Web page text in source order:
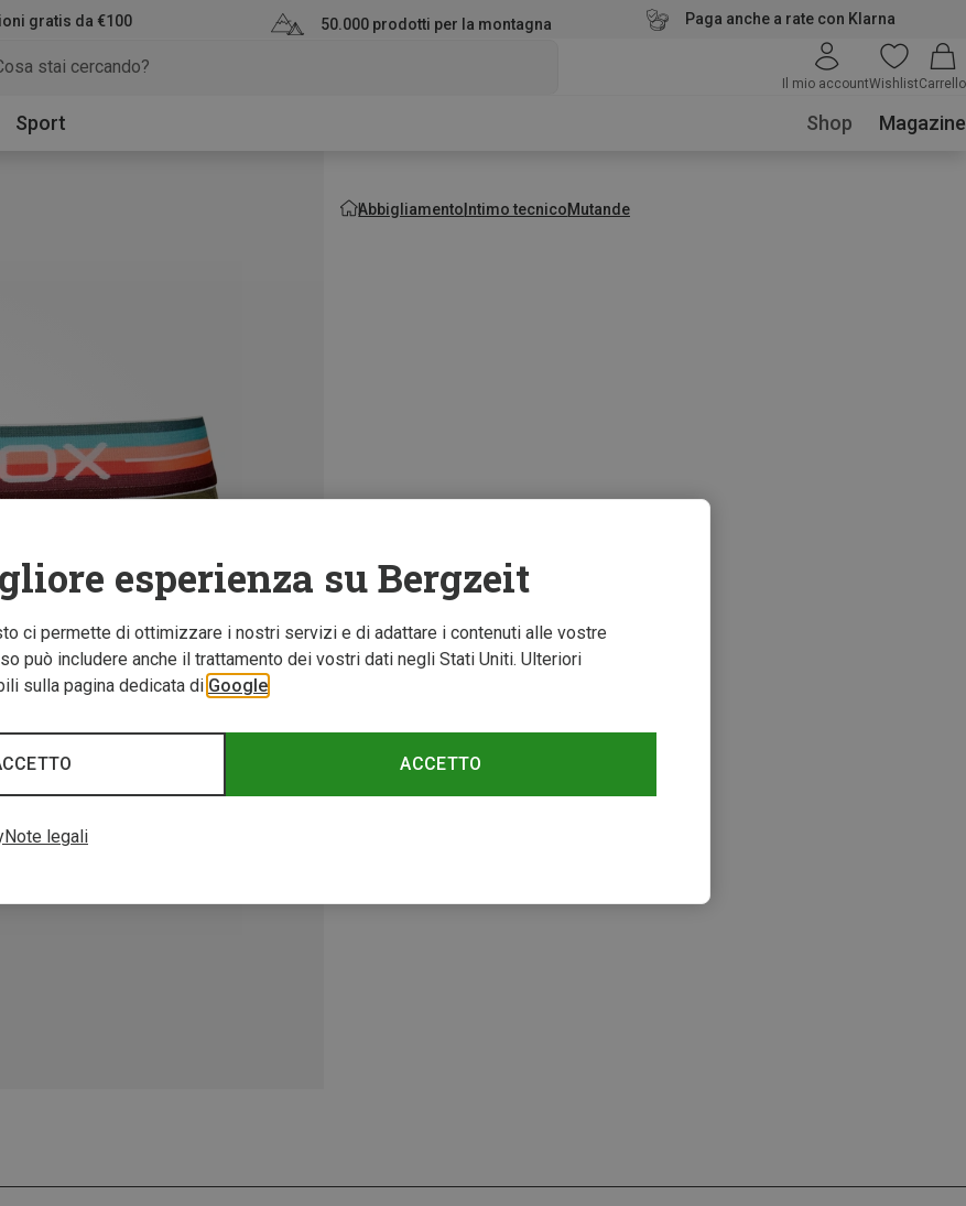
gratis da €100 50.000 prodotti per la montagna Paga anche a rate con Klarna
Il mio accountWishlistCarrello
Sport Shop Magazine
AbbigliamentoIntimo tecnicoMutande
esperienza su Bergzeit
ci permette di ottimizzare i nostri servizi e di adattare i contenuti alle vostre
può includere anche il trattamento dei vostri dati negli Stati Uniti. Ulteriori
sulla pagina dedicata di Google
ACCETTO
Note legali